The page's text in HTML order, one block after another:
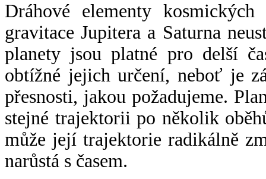
Dráhové elementy
gravitace Jupitera a Saturna
planety jsou platné pro delší
obtížné jejich určení, neboť je
přesnosti, jakou požadujeme.
stejné trajektorii po několik
může její trajektorie radikálně
narůstá s časem.